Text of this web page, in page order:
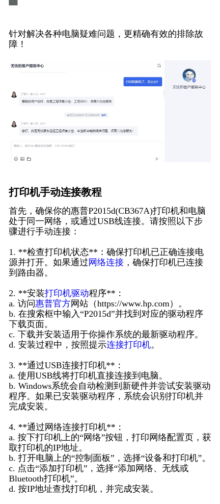
针对解决各种电脑疑难问题，更精确有效的排除故
障！
打印机手动连接教程
首先，确保你的惠普P2015d(CB367A)打印机和电脑
处于同一网络，或通过USB线连接。请按照以下步
骤进行手动连接：
1. **检查打印机状态**：确保打印机已正确连接电
源并打开。如果通过 网络连接，确保打印机已连接
到路由器。
2. **安装打印机驱动程序**：
a. 访问惠普官方网站（https://www.hp.com）。
b. 在搜索框中输入“P2015d”并找到对应的驱动程序
下载页面。
c. 下载并安装适用于你操作系统的最新驱动程序。
d. 安装过程中，按照提示连接打印机。
3. **通过USB连接打印机**：
a. 使用USB线将打印机直接连接到电脑。
b. Windows系统会自动检测到新硬件并尝试安装驱动
程序。如果已安装驱动程序，系统会识别打印机并
完成安装。
4. **通过网络连接打印机**：
a. 按下打印机上的“网络”按钮，打印网络配置页，获
取打印机的IP地址。
b. 打开电脑上的“控制面板”，选择“设备和打印机”。
c. 点击“添加打印机”，选择“添加网络、无线或
Bluetooth打印机”。
d. 按IP地址查找打印机，并完成安装。